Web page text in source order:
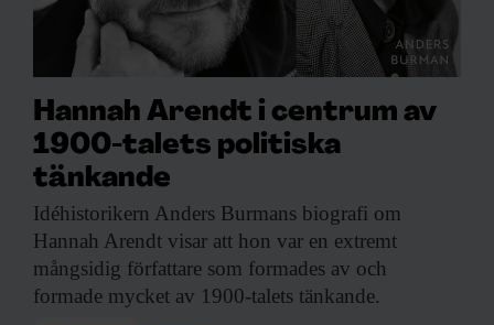
Hannah Arendt i centrum av
1900-talets politiska
tänkande
Idéhistorikern Anders Burmans biografi om
Hannah Arendt visar att hon var en extremt
mångsidig författare som formades av och
formade mycket av 1900-talets tänkande.